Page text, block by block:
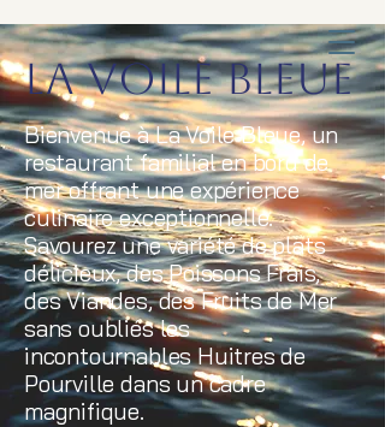
La Voile Bleue
Bienvenue à La Voile Bleue, un
restaurant familial en bord de
mer offrant une expérience
culinaire exceptionnelle.
Savourez une variété de plats
délicieux, des Poissons Frais,
des Viandes, des Fruits de Mer
sans oubliés les
incontournables Huitres de
Pourville dans un cadre
magnifique.